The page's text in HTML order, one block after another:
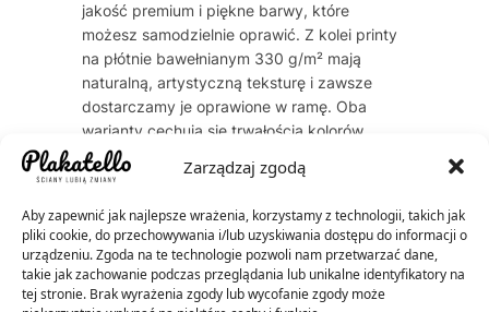
Zarządzaj zgodą
Aby zapewnić jak najlepsze wrażenia, korzystamy z technologii, takich jak
pliki cookie, do przechowywania i/lub uzyskiwania dostępu do informacji o
urządzeniu. Zgoda na te technologie pozwoli nam przetwarzać dane,
takie jak zachowanie podczas przeglądania lub unikalne identyfikatory na
tej stronie. Brak wyrażenia zgody lub wycofanie zgody może
jakość premium i piękne barwy, które
możesz samodzielnie oprawić. Z kolei printy
na płótnie bawełnianym 330 g/m² mają
naturalną, artystyczną teksturę i zawsze
dostarczamy je oprawione w ramę. Oba
warianty cechują się trwałością kolorów
przez dekady – do 60 lat dla plakatów, do
200 lat dla płócien.